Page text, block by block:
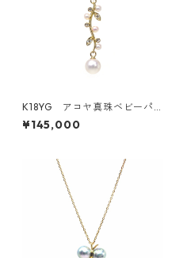
K18YG アコヤ真珠ベビーパ
ール・ダイヤモンドペンダン
トトップ《Moe》（KR71110）
¥145,000